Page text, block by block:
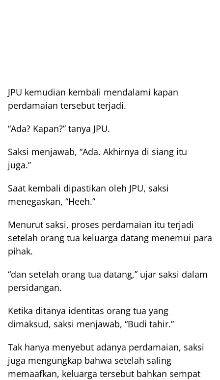
JPU kemudian kembali mendalami kapan
perdamaian tersebut terjadi.
“Ada? Kapan?” tanya JPU.
Saksi menjawab, “Ada. Akhirnya di siang itu
juga.”
Saat kembali dipastikan oleh JPU, saksi
menegaskan, “Heeh.”
Menurut saksi, proses perdamaian itu terjadi
setelah orang tua keluarga datang menemui para
pihak.
“dan setelah orang tua datang,” ujar saksi dalam
persidangan.
Ketika ditanya identitas orang tua yang
dimaksud, saksi menjawab, “Budi tahir.”
Tak hanya menyebut adanya perdamaian, saksi
juga mengungkap bahwa setelah saling
memaafkan, keluarga tersebut bahkan sempat